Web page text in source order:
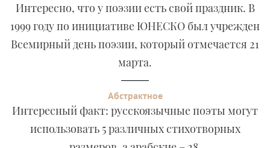
Интересно, что у поэзии есть свой праздник. В
1999 году по инициативе ЮНЕСКО был учрежден
Всемирный день поэзии, который отмечается 21
марта.
Абстрактное
Интересный факт: русскоязычные поэты могут
использовать 5 различных стихотворных